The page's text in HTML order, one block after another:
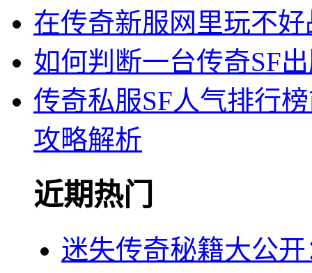
在传奇新服网里玩不
如何判断一台传奇SF
传奇私服SF人气排行
攻略解析
近期热门
迷失传奇秘籍大公